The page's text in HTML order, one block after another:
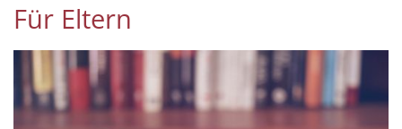
Für Eltern